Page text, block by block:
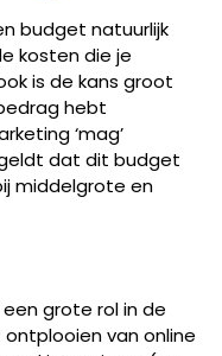
budget natuurlijk
kosten die je
is de kans groot
hebt
‘mag’
dat dit budget
middelgrote en
grote rol in de
van online